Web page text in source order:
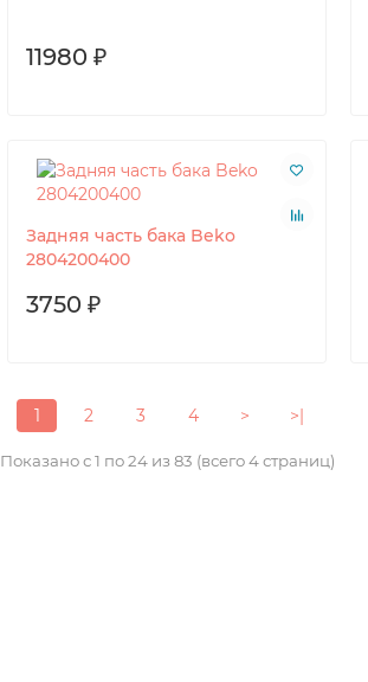
11980 ₽
Задняя часть бака Beko
2804200400
3750 ₽
1 2 3 4 > >|
Показано с 1 по 24 из 83 (всего 4 страниц)